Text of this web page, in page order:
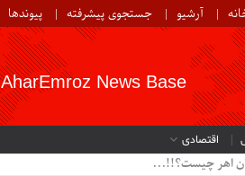
آرشیو جستجوی پیشرفته پیوندها
AharEmroz News Base
اقتصادی
اهر چیست؟!!...